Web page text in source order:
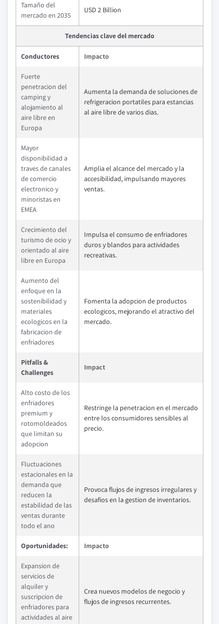
Tamaño del
mercado en 2035
USD 2 Billion
Tendencias clave del mercado
Conductores Impacto
Fuerte
penetracion del
camping y
alojamiento al
aire libre en
Europa
Aumenta la demanda de soluciones de
refrigeracion portatiles para estancias
al aire libre de varios dias.
Mayor
disponibilidad a
traves de canales
de comercio
electronico y
minoristas en
EMEA
Amplia el alcance del mercado y la
accesibilidad, impulsando mayores
ventas.
Crecimiento del
turismo de ocio y
orientado al aire
libre en Europa
Impulsa el consumo de enfriadores
duros y blandos para actividades
recreativas.
Aumento del
enfoque en la
sostenibilidad y
materiales
ecologicos en la
fabricacion de
enfriadores
Fomenta la adopcion de productos
ecologicos, mejorando el atractivo del
mercado.
Pitfalls &
Challenges
Impact
Alto costo de los
enfriadores
premium y
rotomoldeados
que limitan su
adopcion
Restringe la penetracion en el mercado
entre los consumidores sensibles al
precio.
Fluctuaciones
estacionales en la
demanda que
reducen la
estabilidad de las
ventas durante
todo el ano
Provoca flujos de ingresos irregulares y
desafios en la gestion de inventarios.
Oportunidades: Impacto
Expansion de
servicios de
alquiler y
suscripcion de
enfriadores para
actividades al aire
Crea nuevos modelos de negocio y
flujos de ingresos recurrentes.